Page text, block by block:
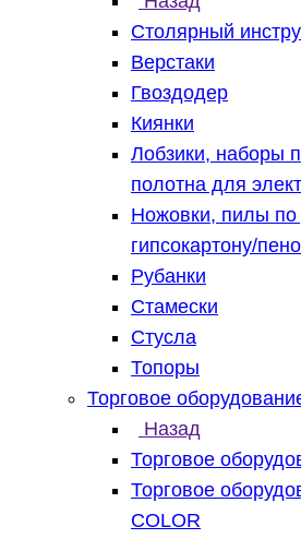
Столярный
Верстаки
Гвоздодер
Киянки
Лобзики, наборы
полотна для
Ножовки, пилы по
гипсокартону/
Рубанки
Стамески
Стусла
Топоры
Торговое
Назад
Торговое
Торговое
COLOR